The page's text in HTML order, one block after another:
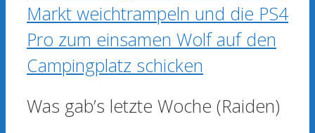
Markt weichtrampeln und die PS4
Pro zum einsamen Wolf auf den
Campingplatz schicken
Was gab’s letzte Woche (Raiden)